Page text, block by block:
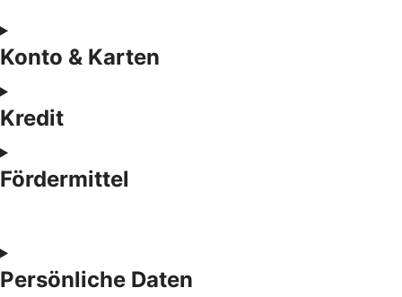
Konto & Karten
Kredit
Fördermittel
Persönliche Daten